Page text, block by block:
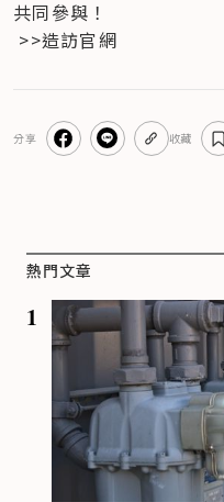
共同參與！
>>造訪官網
分享 收藏
熱門文章
1